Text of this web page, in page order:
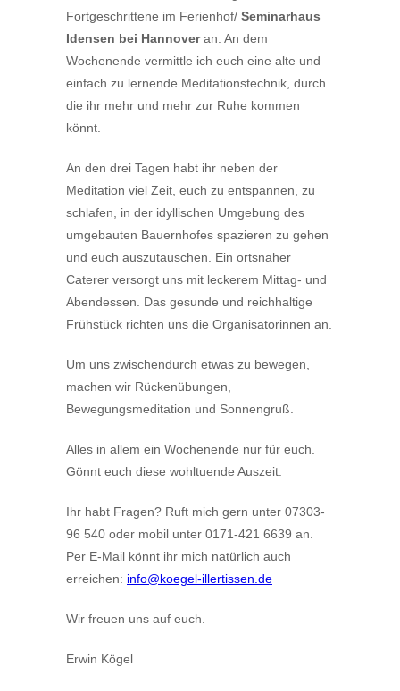
Fortgeschrittene im Ferienhof/ Seminarhaus
Idensen bei Hannoveran. An dem
Wochenende vermittle ich euch eine alte und
einfach zu lernende Meditationstechnik, durch
die ihr mehr und mehr zur Ruhe kommen
könnt.
An den drei Tagen habt ihr neben der
Meditation viel Zeit, euch zu entspannen, zu
schlafen, in der idyllischen Umgebung des
umgebauten Bauernhofes spazieren zu gehen
und euch auszutauschen. Ein ortsnaher
Caterer versorgt uns mit leckerem Mittag- und
Abendessen. Das gesunde und reichhaltige
Frühstück richten uns die Organisatorinnen an.
Um uns zwischendurch etwas zu bewegen,
machen wir Rückenübungen,
Bewegungsmeditation und Sonnengruß.
Alles in allem ein Wochenende nur für euch.
Gönnt euch diese wohltuende Auszeit.
Ihr habt Fragen? Ruft mich gern unter 07303-
96 540 oder mobil unter 0171-421 6639 an.
Per E-Mail könnt ihr mich natürlich auch
erreichen: info@koegel-illertissen.de
Wir freuen uns auf euch.
Erwin Kögel